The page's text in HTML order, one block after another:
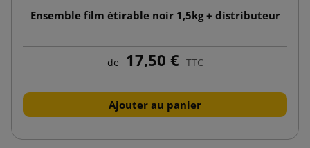
Ensemble film étirable noir 1,5kg + distributeur
de 17,50 € TTC
Ajouter au panier